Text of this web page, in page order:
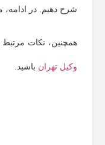
شرح دهیم. در ادامه،
همچنین، نکات
وکیل تهران باشید.